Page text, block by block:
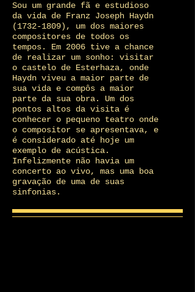
Sou um grande fã e estudioso
da vida de Franz Joseph Haydn
(1732-1809) , um dos maiores
compositores de todos os
tempos. Em 2006 tive a chance
de realizar um sonho: visitar
o castelo de Esterhaza, onde
Haydn viveu a maior parte de
sua vida e compôs a maior
parte da sua obra. Um dos
pontos altos da visita é
conhecer o pequeno teatro onde
o compositor se apresentava, e
é considerado até hoje um
exemplo de acústica.
Infelizmente não havia um
concerto ao vivo, mas uma boa
gravação de uma de suas
sinfonias.